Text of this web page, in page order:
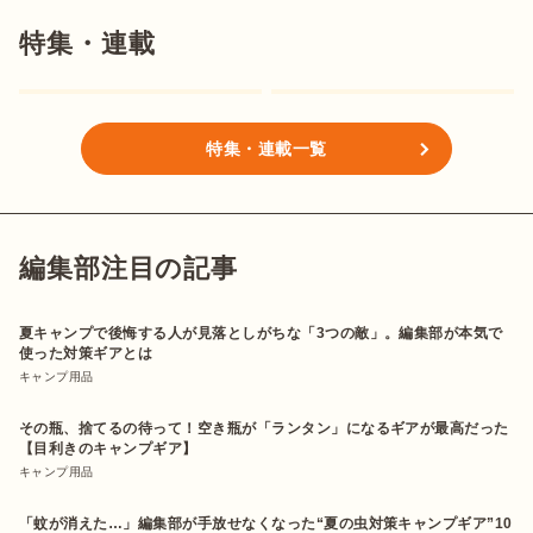
特集・連載
特集・連載一覧
編集部注目の記事
夏キャンプで後悔する人が見落としがちな「3つの敵」。編集部が本気で
使った対策ギアとは
キャンプ用品
その瓶、捨てるの待って！空き瓶が「ランタン」になるギアが最高だった
【目利きのキャンプギア】
キャンプ用品
「蚊が消えた…」編集部が手放せなくなった“夏の虫対策キャンプギア”10